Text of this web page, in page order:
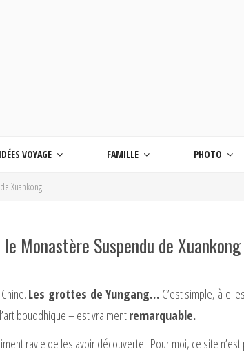
IDÉES VOYAGE FAMILLE PHOTO
Xuankong
Monastère Suspendu de Xuankong
Les grottes de Yungang… C’est simple, à
bouddhique – est vraimentremarquable.
ravie de les avoir découverte! Pour moi, ce site